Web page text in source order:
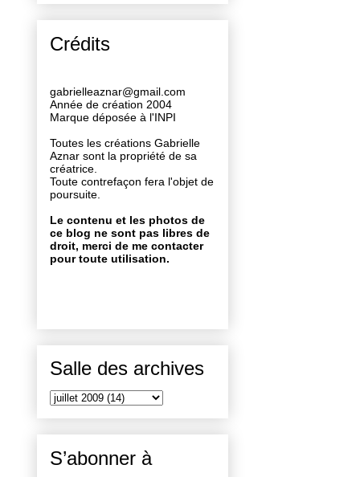
Crédits
gabrielleaznar@gmail.com
Année de création 2004
Marque déposée à l'INPI
Toutes les créations Gabrielle
Aznar sont la propriété de sa
créatrice.
Toute contrefaçon fera l'objet de
poursuite.
Le contenu et les photos de
ce blog ne sont pas libres de
droit, merci de me contacter
pour toute utilisation.
Salle des archives
S’abonner à